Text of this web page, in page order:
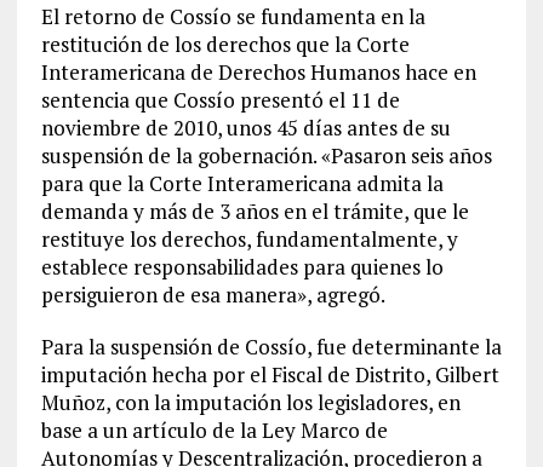
El retorno de Cossío se fundamenta en la
restitución de los derechos que la Corte
Interamericana de Derechos Humanos hace en
sentencia que Cossío presentó el 11 de
noviembre de 2010, unos 45 días antes de su
suspensión de la gobernación. «Pasaron seis años
para que la Corte Interamericana admita la
demanda y más de 3 años en el trámite, que le
restituye los derechos, fundamentalmente, y
establece responsabilidades para quienes lo
persiguieron de esa manera», agregó.
Para la suspensión de Cossío, fue determinante la
imputación hecha por el Fiscal de Distrito, Gilbert
Muñoz, con la imputación los legisladores, en
base a un artículo de la Ley Marco de
Autonomías y Descentralización, procedieron a